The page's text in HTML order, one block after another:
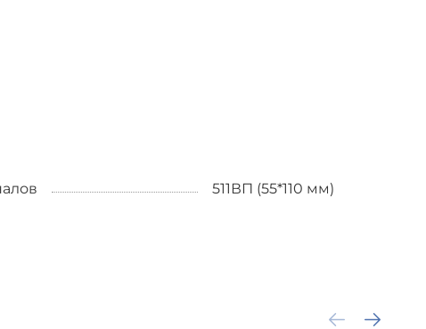
511ВП (55*110 мм)